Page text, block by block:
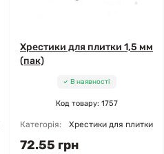
Хрестики для плитки 1,5 мм
(пак)
В наявності
Код товару: 1757
Категорія: Хрестики для плитки
72.55 грн